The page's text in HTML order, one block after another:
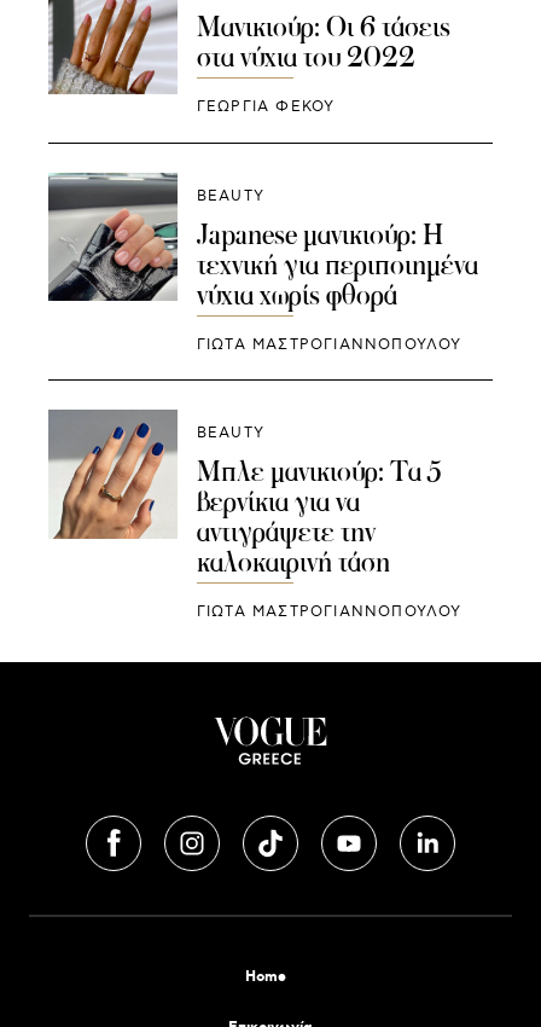
Μανικιούρ: Οι 6 τάσεις
στα νύχια του 2022
ΓΕΩΡΓΙΑ ΦΕΚΟΥ
BEAUTY
Japanese μανικιούρ: Η
τεχνική για περιποιημένα
νύχια χωρίς φθορά
ΓΙΩΤΑ ΜΑΣΤΡΟΓΙΑΝΝΟΠΟΥΛΟΥ
BEAUTY
Μπλε μανικιούρ: Τα 5
βερνίκια για να
αντιγράψετε την
καλοκαιρινή τάση
ΓΙΩΤΑ ΜΑΣΤΡΟΓΙΑΝΝΟΠΟΥΛΟΥ
Home